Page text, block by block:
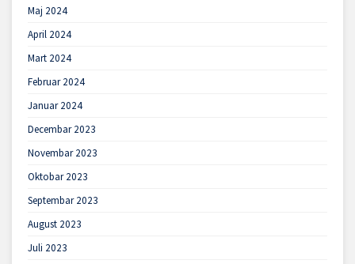
Maj 2024
April 2024
Mart 2024
Februar 2024
Januar 2024
Decembar 2023
Novembar 2023
Oktobar 2023
Septembar 2023
August 2023
Juli 2023